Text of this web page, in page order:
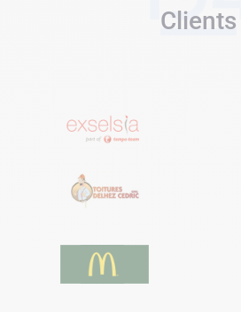
Clients